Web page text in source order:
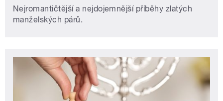
Nejromantičtější a nejdojemnější příběhy zlatých
manželských párů.